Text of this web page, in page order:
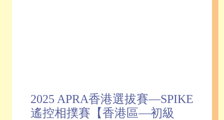
2025 APRA香港選拔賽—SPIKE
遙控相撲賽【香港區—初級